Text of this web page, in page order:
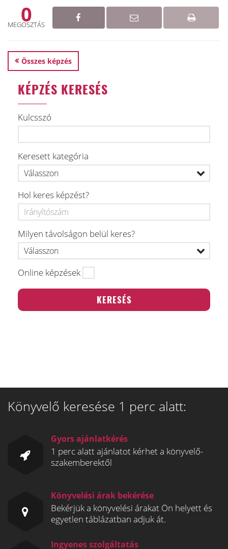
0
MEGOSZTÁS
Összes képzés
KÉPZÉS KERESÉS
Kulcsszó
Keresett kategória
Hol keres képzést?
Milyen távolságon belül keres?
Online képzések
Könyvelő keresése 1 perc alatt:
Gyors ajánlatkérés
1 perc alatt ajánlatot kérhet a könyvelő-
szakemberektől
Könyvelési árak bekérése
Bekérjük a könyvelési árakat Ön helyett és
egyetlen táblázatban adjuk át.
Ingyenes szolgáltatás